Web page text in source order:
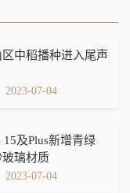
中稻播种进入尾声
2023-07-04
15及Plus新增青绿
璃材质
2023-07-04